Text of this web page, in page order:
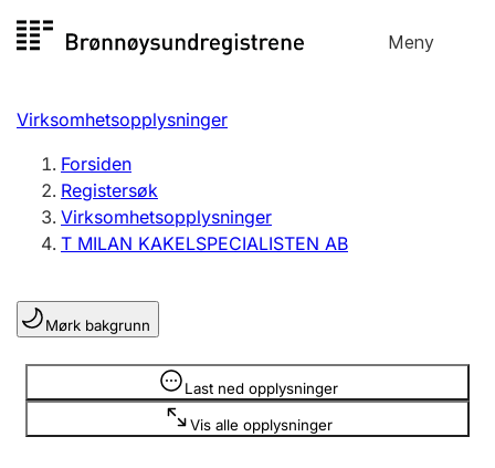
til
Meny
Registersøk
Aksjeselskap
Enkeltpersonforetak
Registrere, endre, slette
Lag og forening
Registrere, endre, slette
Virksomhetsopplysninger
Forsiden
Registersøk
Virksomhetsopplysninger
T MILAN KAKELSPECIALISTEN AB
Mørk bakgrunn
Last ned opplysninger
Vis alle opplysninger
Opplysninger er skjult